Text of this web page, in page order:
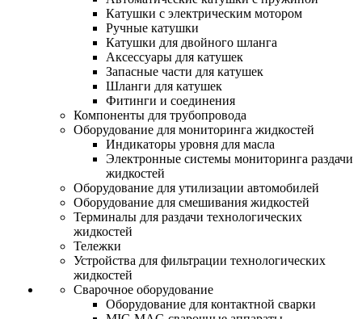
Катушки с электрическим мотором
Ручные катушки
Катушки для двойного шланга
Аксессуары для катушек
Запасные части для катушек
Шланги для катушек
Фитинги и соединения
Компоненты для трубопровода
Оборудование для мониторинга жидкостей
Индикаторы уровня для масла
Электронные системы мониторинга раздачи
жидкостей
Оборудование для утилизации автомобилей
Оборудование для смешивания жидкостей
Терминалы для раздачи технологических
жидкостей
Тележки
Устройства для фильтрации технологических
жидкостей
Сварочное оборудование
Оборудование для контактной сварки